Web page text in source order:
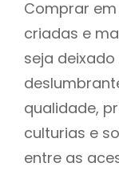
Comprar
criadas e
seja
qualidade,
culturias e
entre as